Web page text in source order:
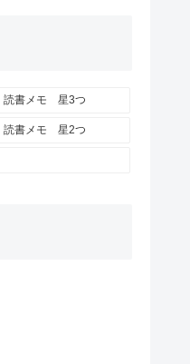
読書メモ 星3つ
読書メモ 星2つ